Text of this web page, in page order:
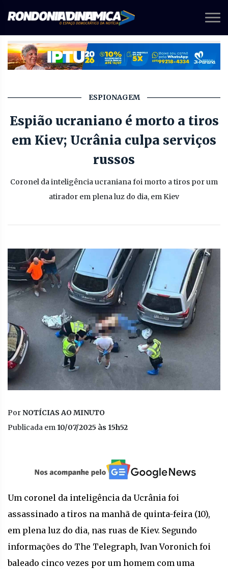
ESPIONAGEM
Espião ucraniano é morto a tiros
em Kiev; Ucrânia culpa serviços
russos
Coronel da inteligência ucraniana foi morto a tiros por um
atirador em plena luz do dia, em Kiev
PorNOTÍCIAS AO MINUTO
Publicada em 10/07/2025 às 15h52
Um coronel da inteligência da Ucrânia foi
assassinado a tiros na manhã de quinta-feira (10),
em plena luz do dia, nas ruas de Kiev. Segundo
informações do The Telegraph, Ivan Voronich foi
baleado cinco vezes por um homem com uma